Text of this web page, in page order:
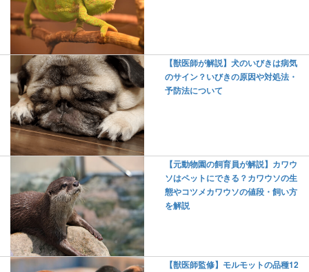
【獣医師が解説】犬のいびきは病気
のサイン？いびきの原因や対処法・
予防法について
【元動物園の飼育員が解説】カワウ
ソはペットにできる？カワウソの生
態やコツメカワウソの値段・飼い方
を解説
【獣医師監修】モルモットの品種12